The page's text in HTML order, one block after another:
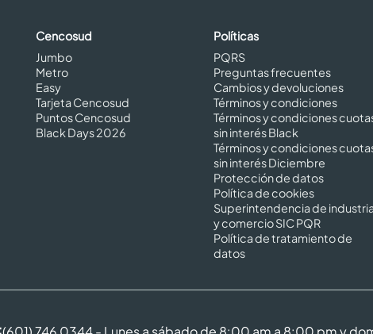
Cencosud
Jumbo
Metro
Easy
Tarjeta Cencosud
Puntos Cencosud
Black Days 2026
Políticas
PQRS
Preguntas frecuentes
Cambios y devoluciones
Términos y condiciones
Términos y condiciones
sin interés Black
Términos y condiciones
sin interés Diciembre
Protección de datos
Política de cookies
Superintendencia de industria
y comercio SIC PQR
Política de tratamiento de
datos